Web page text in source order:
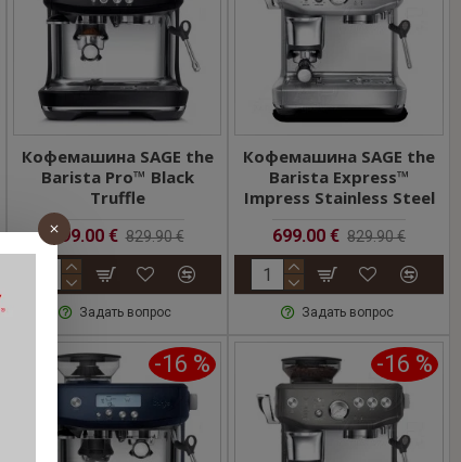
Кофемашина SAGE the
Barista Pro™ Black
Truffle
699.00 € 829.90 €
Задать вопрос
Кофемашина SAGE the
Barista Express™
Impress Stainless Steel
699.00 € 829.90 €
Задать вопрос
-16 % -16 %